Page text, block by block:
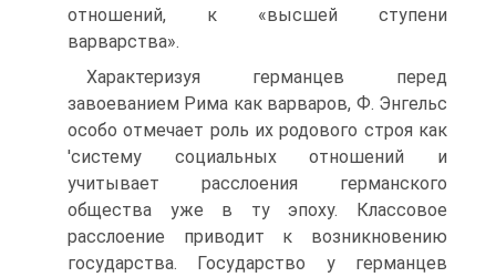
отношений, к «высшей ступени
варварства».
Характеризуя германцев перед
завоеванием Рима как вар­варов, Ф. Энгельс
особо отмечает роль их родового строя как
'систему социальных отношений и
учитывает расслоения гер­манского
общества уже в ту эпоху. Классовое
расслоение приводит к возникновению
государства. Государство у гер­манцев